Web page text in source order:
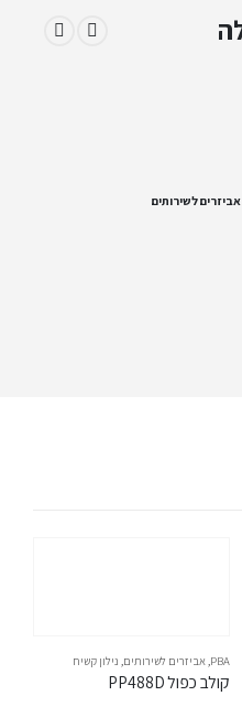
אביזרים לשירותים
PBA
,אביזרים לשירותים, נילון קשיח
קולב כפול PP488D